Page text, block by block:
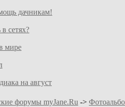
дачникам!
сетях?
мире
на август
форумы myJane.Ru ->